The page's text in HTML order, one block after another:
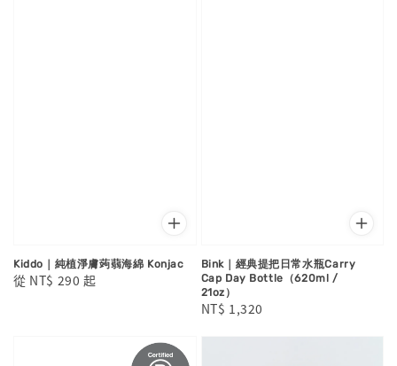
Kiddo｜純植淨膚蒟蒻海綿 Konjac
Regular
從 NT$ 290 起
Bink｜經典提把日常水瓶Carry
Cap Day Bottle（620ml /
21oz）
Regular
NT$ 1,320